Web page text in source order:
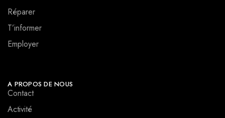
Réparer
T’informer
Employer
A PROPOS DE NOUS
Contact
Activité